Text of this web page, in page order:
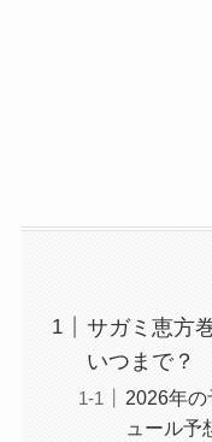
サガミ恵方
いつまで？
2026年
ュール予